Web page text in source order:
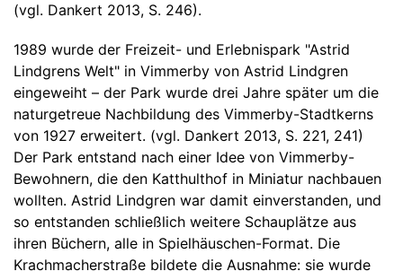
(vgl. Dankert 2013, S. 246).
1989 wurde der Freizeit- und Erlebnispark "Astrid
Lindgrens Welt" in Vimmerby von Astrid Lindgren
eingeweiht – der Park wurde drei Jahre später um die
naturgetreue Nachbildung des Vimmerby-Stadtkerns
von 1927 erweitert. (vgl. Dankert 2013, S. 221, 241)
Der Park entstand nach einer Idee von Vimmerby-
Bewohnern, die den Katthulthof in Miniatur nachbauen
wollten. Astrid Lindgren war damit einverstanden, und
so entstanden schließlich weitere Schauplätze aus
ihren Büchern, alle in Spielhäuschen-Format. Die
Krachmacherstraße bildete die Ausnahme: sie wurde